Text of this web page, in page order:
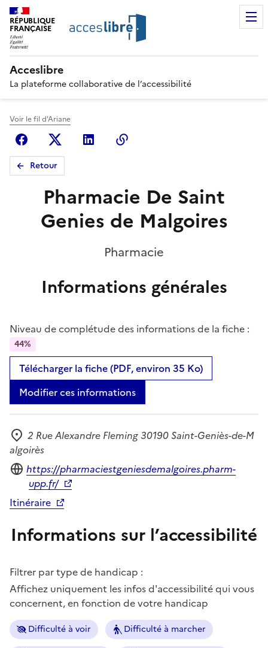
RÉPUBLIQUE
FRANÇAISE
Acceslibre
La plateforme collaborative de l’accessibilité
Voir le fil d'Ariane
FacebookX (anciennement Twitter)
Linkedin
Retour
Pharmacie De Saint
Genies de Malgoires
Pharmacie
Informations générales
Niveau de complétude des informations de la fiche :
44%
Télécharger la fiche (PDF, environ 35 Ko)
Modifier ces informations
Adresse
2 Rue Alexandre Fleming 30190 Saint-Geniès-de-M
algoirès
Site internet
https://pharmaciestgeniesdemalgoires.pharm-
upp.fr/
Itinéraire
Informations sur l’accessibilité
Filtrer par type de handicap :
Affichez uniquement les infos d'accessibilité qui vous
concernent, en fonction de votre handicap
Difficulté à voir Difficulté à marcher